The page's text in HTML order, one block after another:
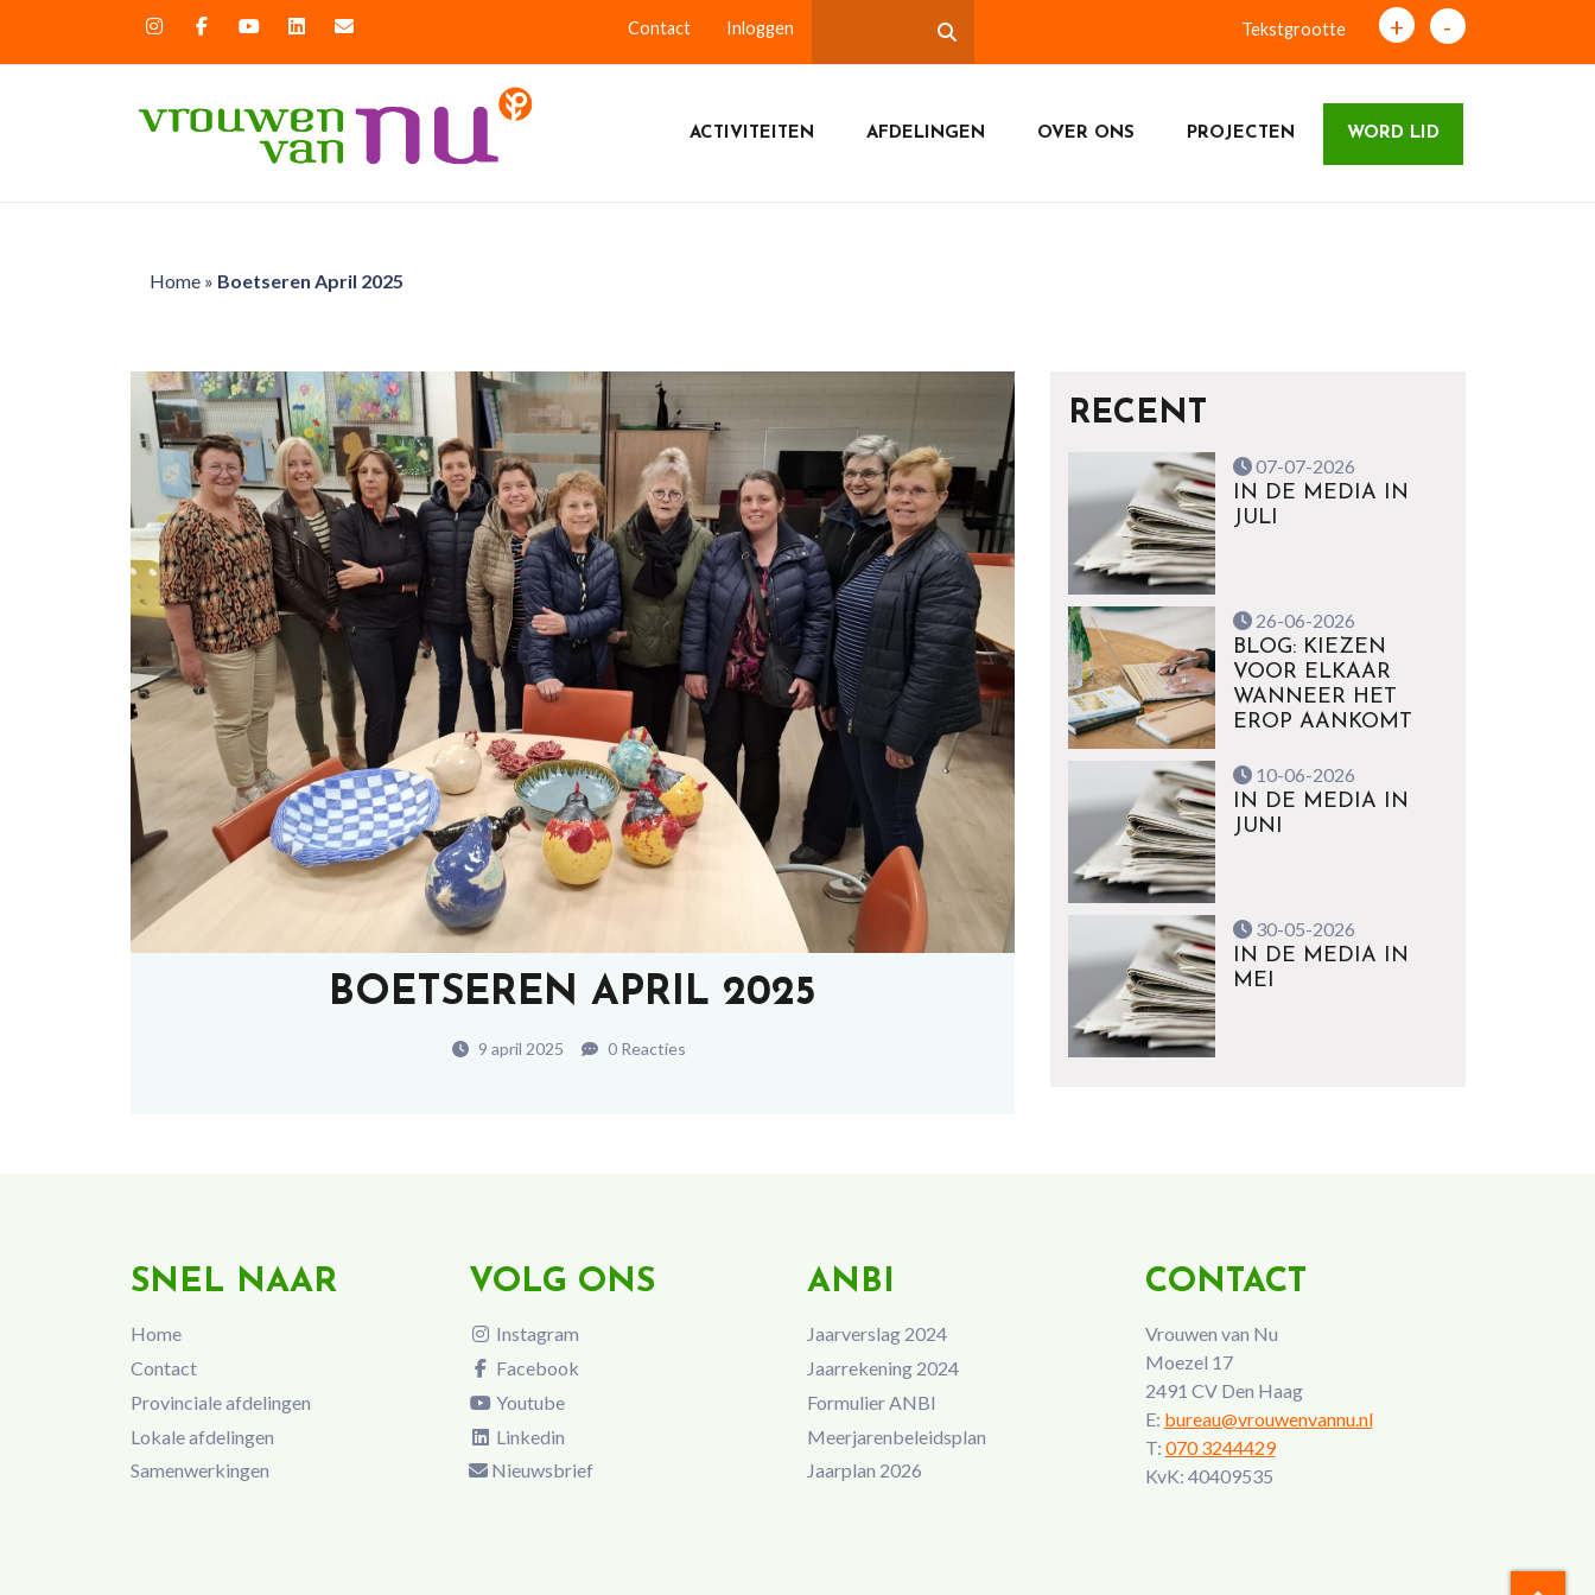
Contact Inloggen Tekstgrootte + -
ACTIVITEITEN AFDELINGEN OVER ONS PROJECTEN WORD LID
Home» Boetseren April 2025
BOETSEREN APRIL 2025
9 april 2025 0 Reacties
RECENT
07-07-2026
IN DE MEDIA IN
JULI
26-06-2026
BLOG: KIEZEN
VOOR ELKAAR
WANNEER HET
EROP AANKOMT
10-06-2026
IN DE MEDIA IN
JUNI
30-05-2026
IN DE MEDIA IN
MEI
SNEL NAAR
Home
Contact
Provinciale afdelingen
Lokale afdelingen
Samenwerkingen
VOLG ONS
Instagram
Facebook
Youtube
Linkedin
Nieuwsbrief
ANBI
Jaarverslag 2024
Jaarrekening 2024
Formulier ANBI
Meerjarenbeleidsplan
Jaarplan 2026
CONTACT
Vrouwen van Nu
Moezel 17
2491 CV Den Haag
E: bureau@vrouwenvannu.nl
T: 070 3244429
KvK: 40409535